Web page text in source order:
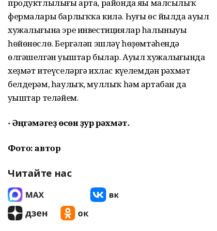
продуктлылығы арта, районда яңы малсылыҡ
фермалары барлыҡҡа килә. Һуңғы өс йылда ауыл
хужалығына эре инвестициялар һалыныуы
һөйөнөслө. Бергәләп эшләү һөҙөмтәһендә
өлгәшелгән уңыштар былар. Ауыл хужалығында
хеҙмәт итеүселәргә ихлас күңелемдән рәхмәт
белдерәм, һаулыҡ, муллыҡ һәм артабан да
уңыштар теләйем.
- Әңгәмәгеҙ өсөн ҙур рәхмәт.
Фото: автор
Читайте нас